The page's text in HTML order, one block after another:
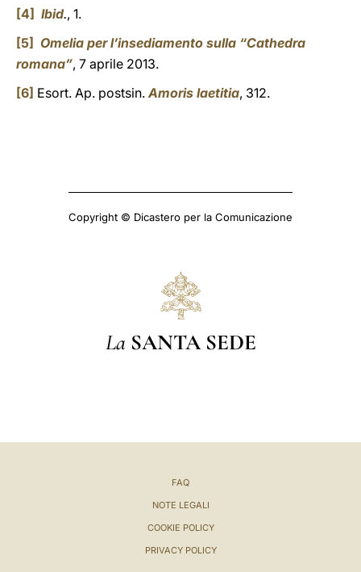
[4] Ibid., 1.
[5] Omelia per l’insediamento sulla “Cathedra
romana”, 7 aprile 2013.
[6] Esort. Ap. postsin.Amoris laetitia, 312.
Copyright © Dicastero per la Comunicazione
La SANTA SEDE
FAQ
NOTE LEGALI
COOKIE POLICY
PRIVACY POLICY